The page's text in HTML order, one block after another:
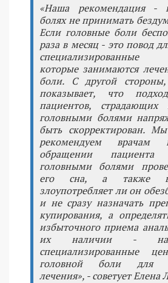
«Наша рекомендация -
болях не принимать
Если головные боли
раза в месяц - это повод
специализированные
которые занимаются
боли. С другой
показывает, что
пациентов,
головными болями
быть скорректирован. Мы
рекомендуем
обращении
головными болями
его сна, а также
злоупотребляет ли он
и не сразу назначать
купирования, а
избыточного приема
их наличии -
специализированные
головной боли для
лечения», - советует Елена